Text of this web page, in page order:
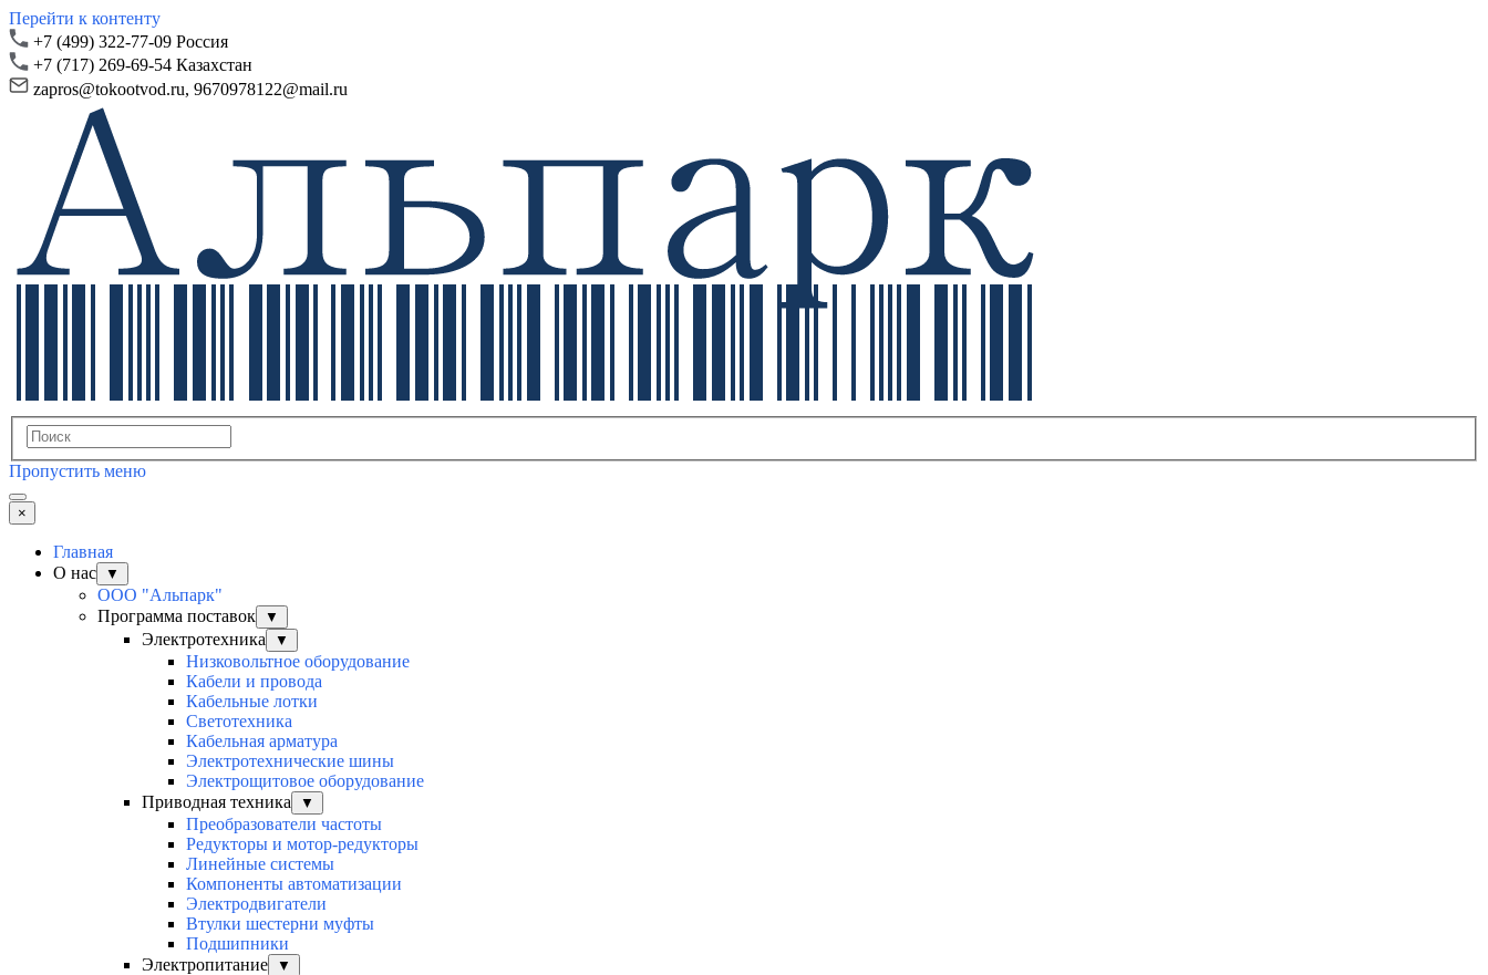
Перейти к контенту
+7 (499) 322-77-09 Россия
+7 (717) 269-69-54 Казахстан
zapros@tokootvod.ru, 9670978122@mail.ru
Пропустить меню
×
Главная
О нас
▼
ООО "Альпарк"
Программа поставок
▼
Электротехника ▼
Низковольтное оборудование
Кабели и провода
Кабельные лотки
Светотехника
Кабельная арматура
Электротехнические шины
Электрощитовое оборудование
Приводная техника
▼
Преобразователи частоты
Редукторы и мотор-редукторы
Линейные системы
Компоненты автоматизации
Электродвигатели
Втулки шестерни муфты
Подшипники
Электропитание
▼